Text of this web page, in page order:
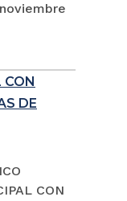
CON
DE
CON